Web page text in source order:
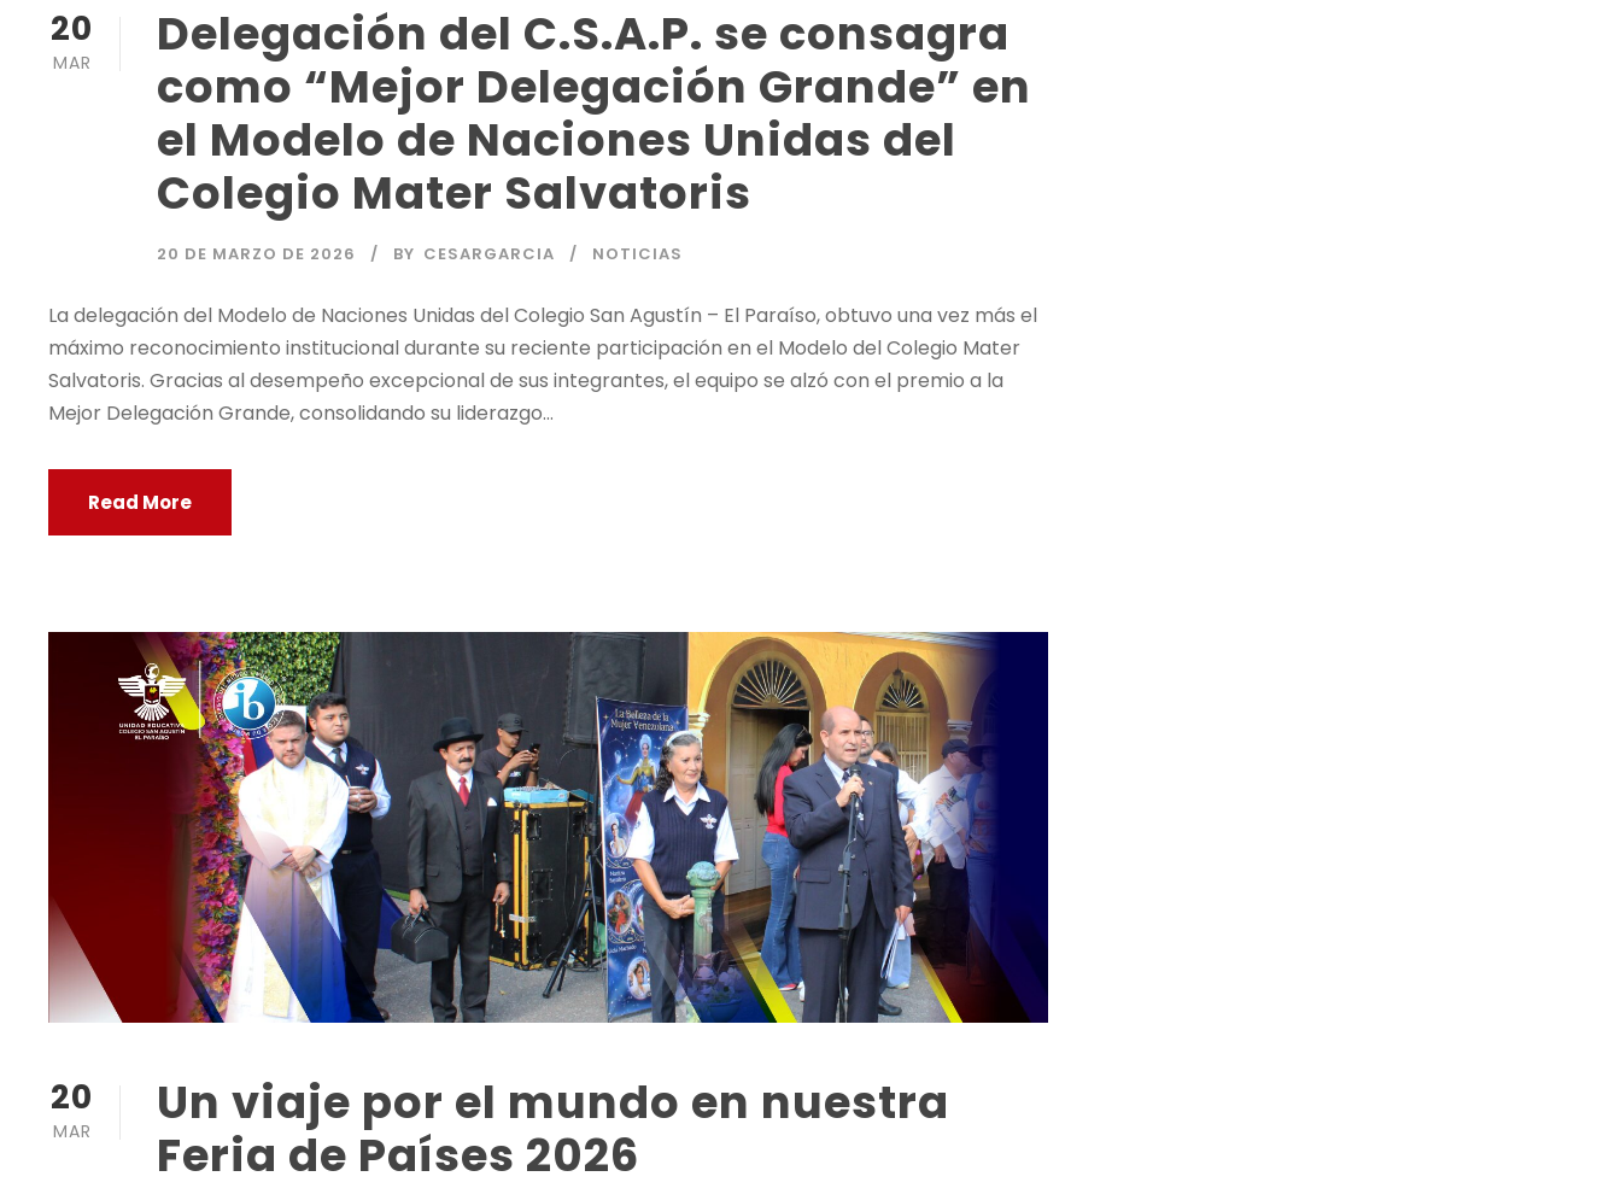
20
MAR
Delegación del C.S.A.P. se consagra
como “Mejor Delegación Grande” en
el Modelo de Naciones Unidas del
Colegio Mater Salvatoris
20 DE MARZO DE 2026 BY CESARGARCIA NOTICIAS
La delegación del Modelo de Naciones Unidas del Colegio San Agustín – El Paraíso, obtuvo una vez más el
máximo reconocimiento institucional durante su reciente participación en el Modelo del Colegio Mater
Salvatoris. Gracias al desempeño excepcional de sus integrantes, el equipo se alzó con el premio a la
Mejor Delegación Grande, consolidando su liderazgo...
Read More
20
MAR
Un viaje por el mundo en nuestra
Feria de Países 2026